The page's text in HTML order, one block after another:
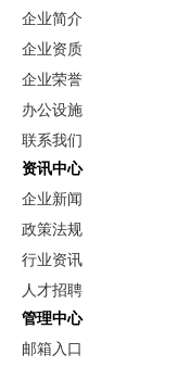
企业简介
企业资质
企业荣誉
办公设施
联系我们
资讯中心
企业新闻
政策法规
行业资讯
人才招聘
管理中心
邮箱入口